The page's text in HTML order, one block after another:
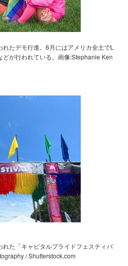
たデモ行進。6月にはアメリカ全土でL
どが行われている。画像:Stephanie Ken
た「キャピタルプライドフェスティバ
/ Shutterstock.com